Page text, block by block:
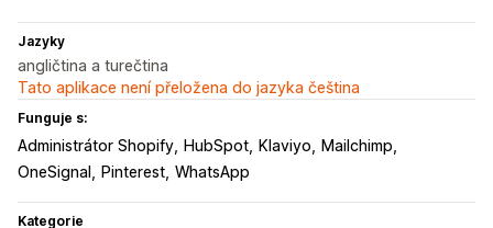
Jazyky
angličtina a turečtina
Tato aplikace není přeložena do jazyka čeština
Funguje s:
Administrátor Shopify HubSpot Klaviyo
Mailchimp
OneSignal
Pinterest WhatsApp
Kategorie